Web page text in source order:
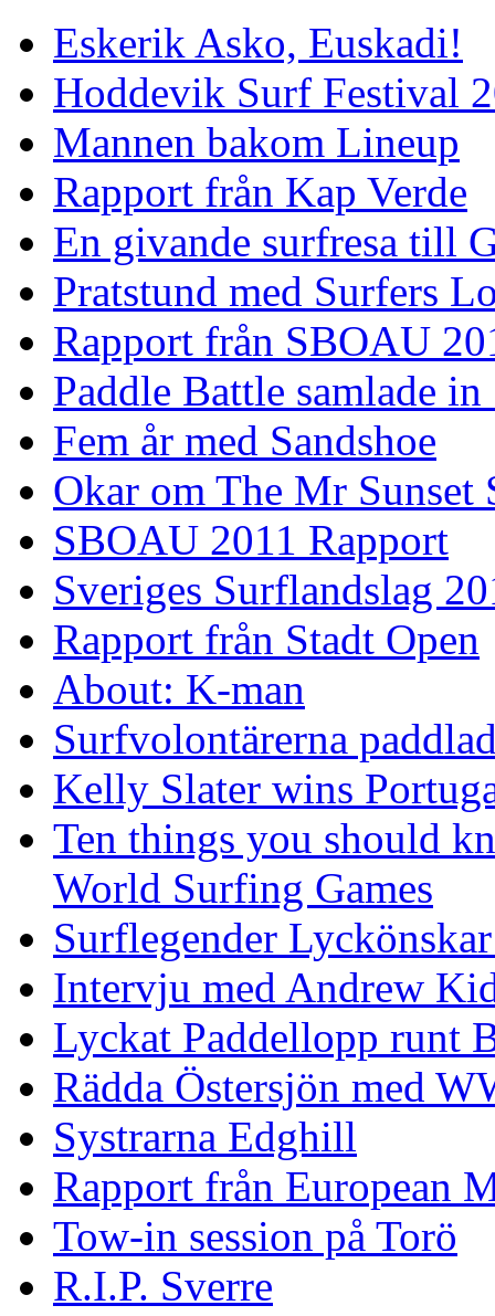
Eskerik Asko, Euskadi!
Hoddevik Surf Festival
Mannen bakom Lineup
Rapport från Kap Verde
En givande surfresa till
Pratstund med Surfers
Rapport från SBOAU
Paddle Battle samlade
Fem år med Sandshoe
Okar om The Mr Sunset
SBOAU 2011 Rapport
Sveriges Surflandslag
Rapport från Stadt Open
About: K-man
Surfvolontärerna
Kelly Slater wins
Ten things you should
World Surfing Games
Surflegender
Intervju med Andrew
Lyckat Paddellopp runt
Rädda Östersjön med
Systrarna Edghill
Rapport från European
Tow-in session på Torö
R.I.P. Sverre